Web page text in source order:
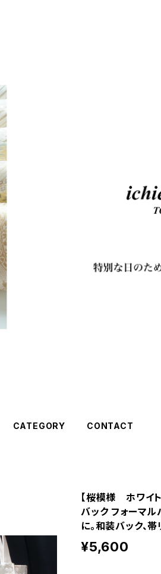
CATEGORY CONTACT
【桜模様 ホワイ
バック フォーマル
に。和装バック、
¥5,600